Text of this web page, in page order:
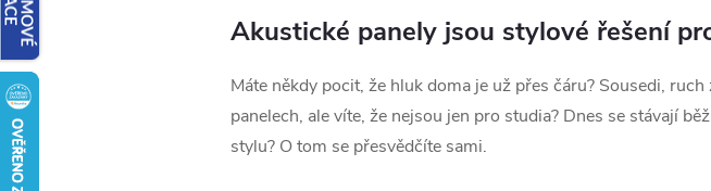
Akustické panely jsou stylové řešení
Máte někdy pocit, že hluk doma je už přes čáru? Sousedi,
panelech, ale víte, že nejsou jen pro studia? Dnes se stávají
stylu? O tom se přesvědčíte sami.